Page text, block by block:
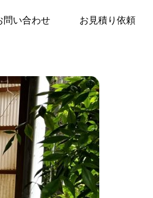
問い合わせ お見積り依頼
ZN37WU」(給湯専用タイプ)